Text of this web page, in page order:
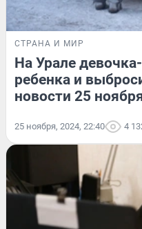
СТРАНА И МИР
На Урале
ребенка и
новости 25
25 ноября, 2024, 22:40 4